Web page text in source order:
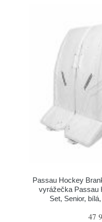
Passau Hockey
vyrážečka Passau
Set, Senior,
47